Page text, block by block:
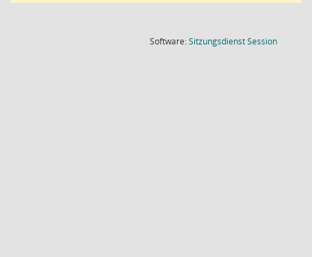
Software:SitzungsdienstSession(Wird in